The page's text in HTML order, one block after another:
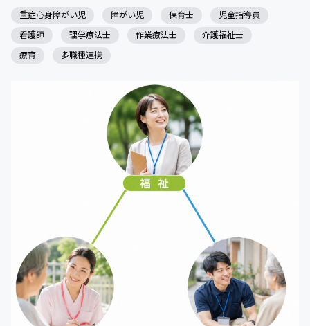
重症心身障がい児 障がい児 保育士
児童指導員
看護師
理学療法士 作業療法士
介護福祉士
療育
多職種連携